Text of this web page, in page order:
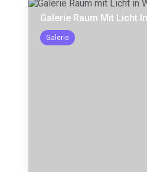
Galerie Raum Mit Licht
Galerie